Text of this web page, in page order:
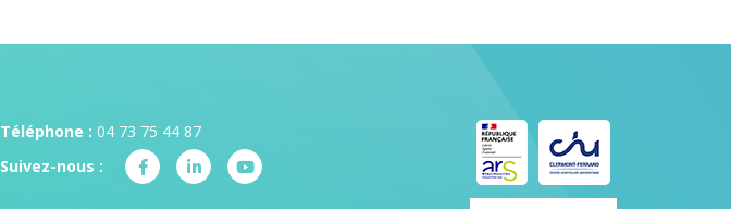
Téléphone : 04 73 75 44 87
Suivez-nous :